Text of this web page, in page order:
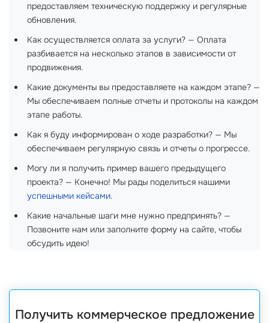
предоставляем техническую поддержку и регулярные
обновления.
Как осуществляется оплата за услуги? — Оплата
разбивается на несколько этапов в зависимости от
продвижения.
Какие документы вы предоставляете на каждом этапе? —
Мы обеспечиваем полные отчеты и протоколы на каждом
этапе работы.
Как я буду информирован о ходе разработки? — Мы
обеспечиваем регулярную связь и отчеты о прогрессе.
Могу ли я получить пример вашего предыдущего
проекта? — Конечно! Мы рады поделиться нашими
успешными кейсами.
Какие начальные шаги мне нужно предпринять? —
Позвоните нам или заполните форму на сайте, чтобы
обсудить идею!
Получить коммерческое предложение